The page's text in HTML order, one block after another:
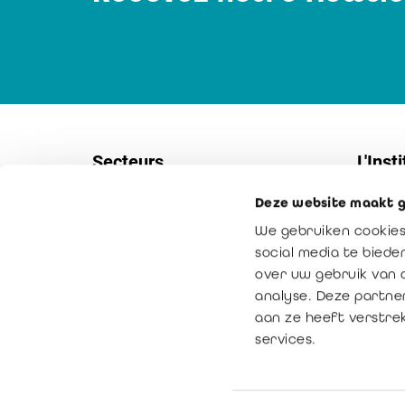
Deze website maakt
We gebruiken
social media te
over uw gebruik van
analyse. Deze
aan ze heeft
services.
Secteurs
Contact
Notre
La